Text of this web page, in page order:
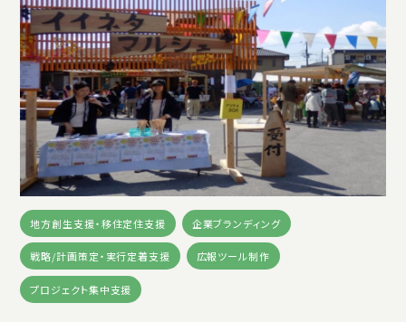
地方創生支援・移住定住支援 企業ブランディング
戦略/計画策定・実行定着支援 広報ツール制作
プロジェクト集中支援